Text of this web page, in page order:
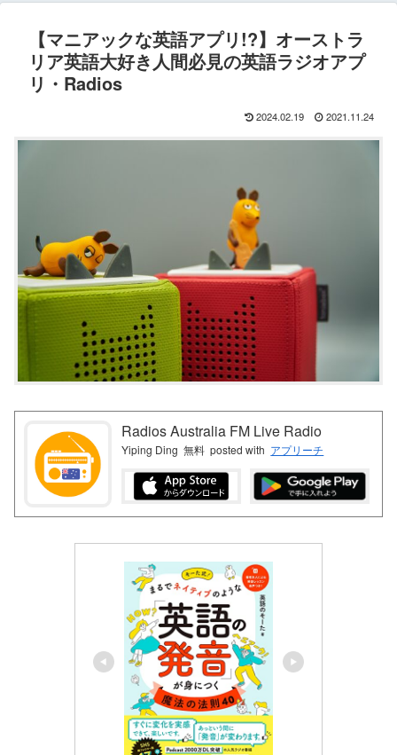
【マニアックな英語アプリ!?】オーストラ
リア英語大好き人間必見の英語ラジオアプ
リ・Radios
2024.02.19 2021.11.24
Radios Australia FM Live Radio
Yiping Ding 無料 posted with アプリーチ